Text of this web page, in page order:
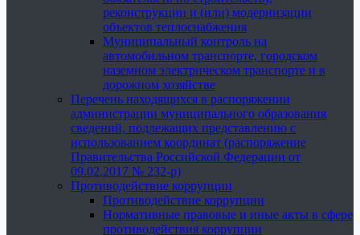
реконструкции и (или) модернизации
объектов теплоснабжения
Муниципальный контроль на
автомобильном транспорте, городском
наземном электрическом транспорте и в
дорожном хозяйстве
Перечень находящихся в распоряжении
администрации муниципального образования
сведений, подлежащих представлению с
использованием координат (распоряжение
Правительства Российской Федерации от
09.02.2017 № 232-р)
Противодействие коррупции
Противодействие коррупции
Нормативные правовые и иные акты в сфере
противодействия коррупции